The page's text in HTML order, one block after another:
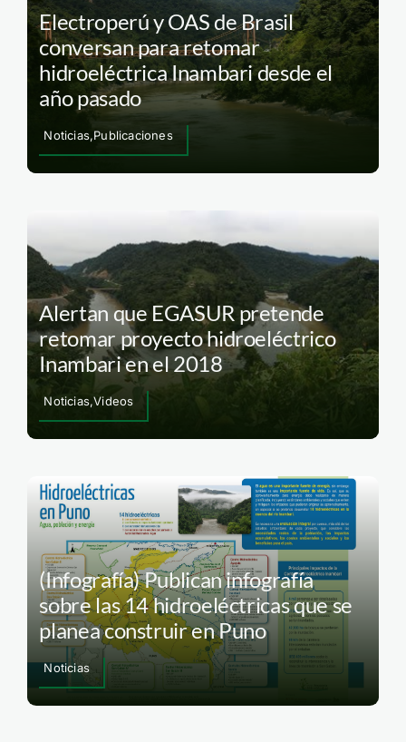
Electroperú y OAS de Brasil
conversan para retomar
hidroeléctrica Inambari desde el
año pasado
Noticias,Publicaciones
Alertan que EGASUR pretende
retomar proyecto hidroeléctrico
Inambari en el 2018
Noticias,Videos
(Infografía) Publican infografía
sobre las 14 hidroeléctricas que se
planea construir en Puno
Noticias